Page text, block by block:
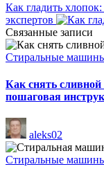
Как гладить
экспертов
Связанные записи
Опубликовано
Стиральные
Как снять
пошаговая
Запись
от
aleks02
Опубликовано
Стиральные